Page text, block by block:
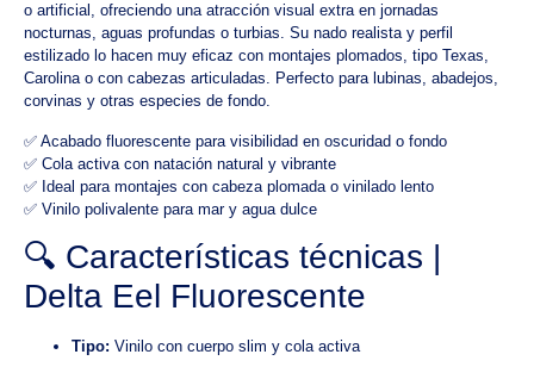
o artificial, ofreciendo una atracción visual extra en jornadas
nocturnas, aguas profundas o turbias. Su nado realista y perfil
estilizado lo hacen muy eficaz con montajes plomados, tipo Texas,
Carolina o con cabezas articuladas. Perfecto para lubinas, abadejos,
corvinas y otras especies de fondo.
✅ Acabado fluorescente para visibilidad en oscuridad o fondo
✅ Cola activa con natación natural y vibrante
✅ Ideal para montajes con cabeza plomada o vinilado lento
✅ Vinilo polivalente para mar y agua dulce
🔍 Características técnicas |
Delta Eel Fluorescente
Tipo: Vinilo con cuerpo slim y cola activa